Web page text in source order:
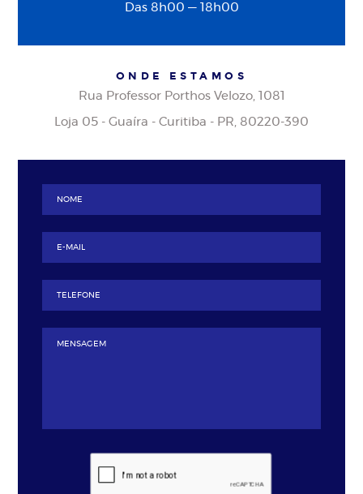
Das 8h00 — 18h00
ONDE ESTAMOS
Rua Professor Porthos Velozo, 1081
Loja 05 - Guaíra - Curitiba - PR, 80220-390